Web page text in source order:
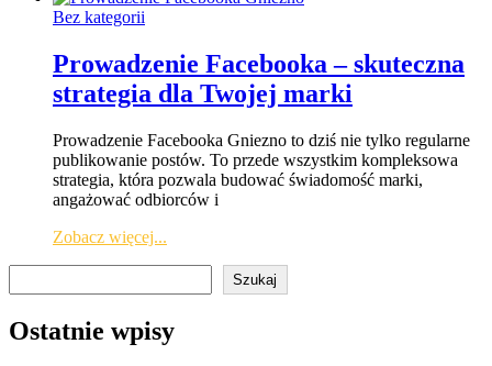
Bez kategorii
Prowadzenie Facebooka – skuteczna
strategia dla Twojej marki
Prowadzenie Facebooka Gniezno to dziś nie tylko regularne
publikowanie postów. To przede wszystkim kompleksowa
strategia, która pozwala budować świadomość marki,
angażować odbiorców i
Zobacz więcej...
Szukaj
Ostatnie wpisy